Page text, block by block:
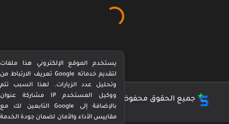
جميع الحقوق محفوظة © كورة بيرفكت Perfect Kora
يستخدم الموقع الإلكتروني هذا ملفات
تعريف الارتباط من Google لتقديم خدماته
وتحليل عدد الزيارات. لهذا السبب تتم
مشاركة عنوان IP ووكيل المستخدم
التابعين لك مع Google بالإضافة إلى
مقاييس الأداء والأمان لضمان جودة الخدمة